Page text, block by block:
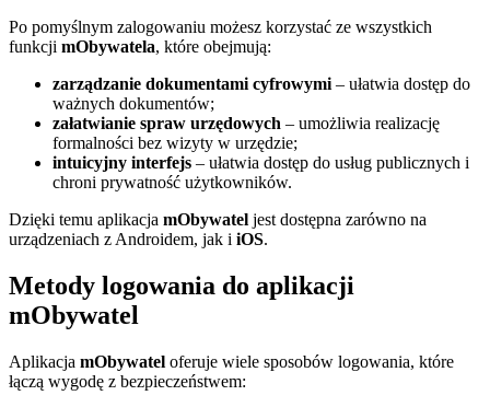
Po pomyślnym zalogowaniu możesz korzystać ze wszystkich
funkcji mObywatela, które obejmują:
zarządzanie dokumentami cyfrowymi – ułatwia dostęp do
ważnych dokumentów;
załatwianie spraw urzędowych – umożliwia realizację
formalności bez wizyty w urzędzie;
intuicyjny interfejs – ułatwia dostęp do usług publicznych i
chroni prywatność użytkowników.
Dzięki temu aplikacja mObywatel jest dostępna zarówno na
urządzeniach z Androidem, jak i iOS.
Metody logowania do aplikacji
mObywatel
Aplikacja mObywatel oferuje wiele sposobów logowania, które
łączą wygodę z bezpieczeństwem: